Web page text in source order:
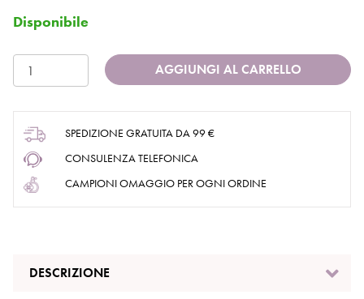
Disponibile
AGGIUNGI AL CARRELLO
SPEDIZIONE GRATUITA DA 99 €
CONSULENZA TELEFONICA
CAMPIONI OMAGGIO PER OGNI ORDINE
DESCRIZIONE